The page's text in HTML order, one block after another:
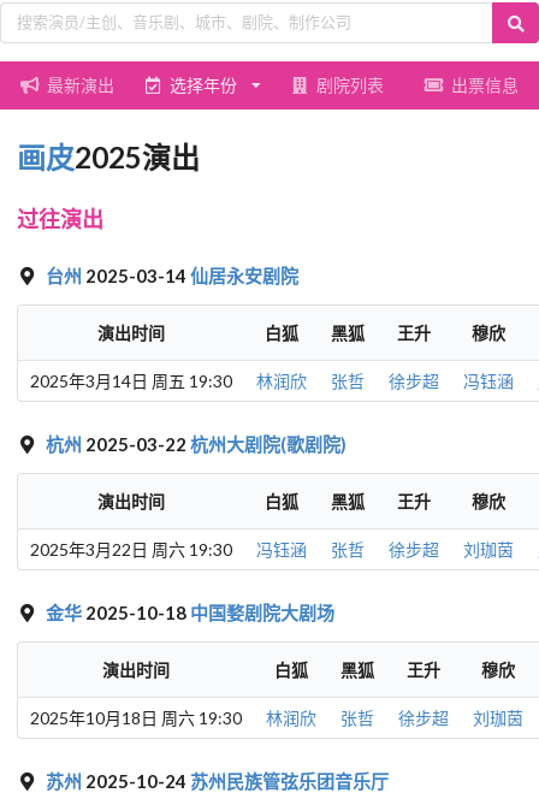
最新演出 选择年份 剧院列表 出票信息
画皮2025演出
过往演出
台州 2025-03-14仙居永安剧院
演出时间 白狐 黑狐 王升 穆欣
2025年3月14日 周五 19:30 林润欣 张哲 徐步超 冯钰涵
杭州 2025-03-22杭州大剧院(歌剧院)
演出时间 白狐 黑狐 王升 穆欣
2025年3月22日 周六 19:30 冯钰涵 张哲 徐步超 刘珈茵
金华 2025-10-18 中国婺剧院大剧场
演出时间 白狐 黑狐 王升 穆欣
2025年10月18日 周六 19:30 林润欣 张哲 徐步超 刘珈茵
苏州 2025-10-24 苏州民族管弦乐团音乐厅